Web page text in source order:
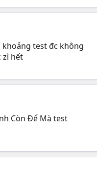
khoảng test đc không
zì hết
Còn Để Mà test